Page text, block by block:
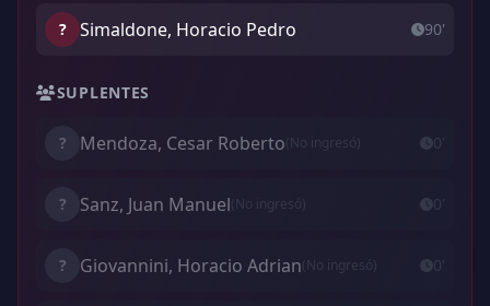
? Simaldone, Horacio Pedro 90'
SUPLENTES
? Mendoza, Cesar Roberto(No ingresó) 0'
? Sanz, Juan Manuel(No ingresó) 0'
? Giovannini, Horacio Adrian(No ingresó) 0'